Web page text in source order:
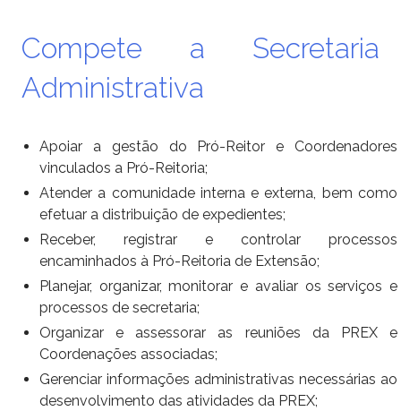
Ministério do Esporte
Ministério do Turismo
Ministério da Integração Nacional
Ministério das Cidades
Ministério da Transparência e Controladoria-Geral da União
Ministério dos Direitos Humanos
Compete a Secretaria
Administrativa
Apoiar a gestão do Pró-Reitor e Coordenadores
vinculados a Pró-Reitoria;
Atender a comunidade interna e externa, bem como
efetuar a distribuição de expedientes;
Receber, registrar e controlar processos
encaminhados à Pró-Reitoria de Extensão;
Planejar, organizar, monitorar e avaliar os serviços e
processos de secretaria;
Organizar e assessorar as reuniões da PREX e
Coordenações associadas;
Gerenciar informações administrativas necessárias ao
desenvolvimento das atividades da PREX;